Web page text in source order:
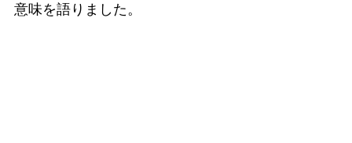
意味を語りました。